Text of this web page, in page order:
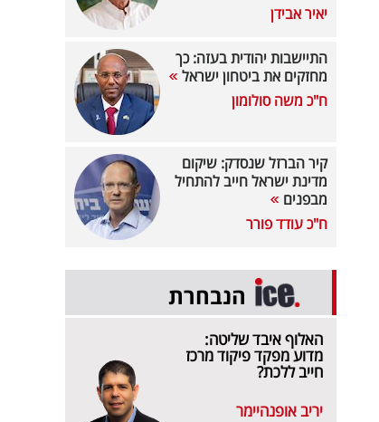
יאיר אבידן
התיישבות יהודית בעזה: כך
מחזקים את ביטחון ישראל
ח"כ משה סולומון
קיר הברזל שנסדק: שיקום
מדינת ישראל חייב להתחיל
מבפנים
ח"כ עודד פורר
הנבחרת
האלוף איבד שליטה:
מדוע מפקד פיקוד מרכז
חייב ללכת?
יריב אופנהיימר